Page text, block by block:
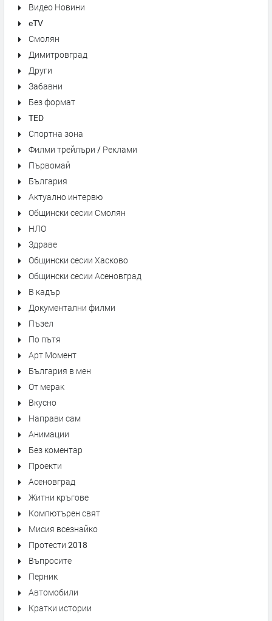
Видео Новини
eTV
Смолян
Димитровград
Други
Забавни
Без формат
TED
Спортна зона
Филми трейлъри / Реклами
Първомай
България
Актуално интервю
Общински сесии Смолян
НЛО
Здраве
Общински сесии Хасково
Общински сесии Асеновград
В кадър
Документални филми
Пъзел
По пътя
Арт Момент
България в мен
От мерак
Вкусно
Направи сам
Анимации
Без коментар
Проекти
Асеновград
Житни кръгове
Компютърен свят
Мисия всезнайко
Протести 2018
Въпросите
Перник
Автомобили
Кратки истории